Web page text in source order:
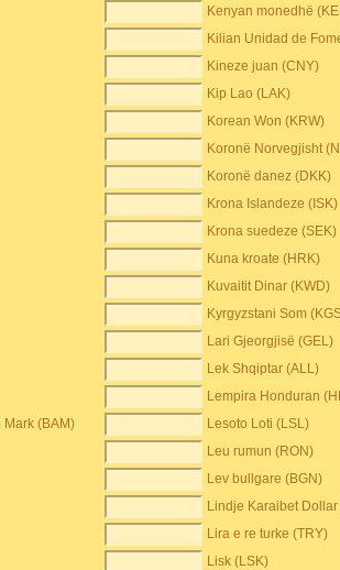
Kenyan monedhë
Kilian Unidad de
Kineze juan (CNY)
Kip Lao (LAK)
Korean Won (KRW)
Koronë Norvegjisht
Koronë danez (DKK)
Krona Islandeze (ISK)
Krona suedeze (SEK)
Kuna kroate (HRK)
Kuvaitit Dinar (KWD)
Kyrgyzstani Som
Lari Gjeorgjisë (GEL)
Lek Shqiptar (ALL)
Lempira Honduran
(BAM)
Lesoto Loti (LSL)
Leu rumun (RON)
Lev bullgare (BGN)
Lindje Karaibet
Lira e re turke (TRY)
Lisk (LSK)